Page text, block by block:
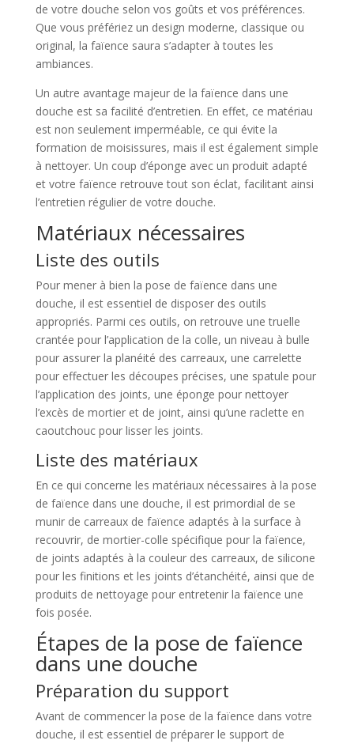
de votre douche selon vos goûts et vos préférences.
Que vous préfériez un design moderne, classique ou
original, la faïence saura s’adapter à toutes les
ambiances.
Un autre avantage majeur de la faïence dans une
douche est sa facilité d’entretien. En effet, ce matériau
est non seulement imperméable, ce qui évite la
formation de moisissures, mais il est également simple
à nettoyer. Un coup d’éponge avec un produit adapté
et votre faïence retrouve tout son éclat, facilitant ainsi
l’entretien régulier de votre douche.
Matériaux nécessaires
Liste des outils
Pour mener à bien la pose de faïence dans une
douche, il est essentiel de disposer des outils
appropriés. Parmi ces outils, on retrouve une truelle
crantée pour l’application de la colle, un niveau à bulle
pour assurer la planéité des carreaux, une carrelette
pour effectuer les découpes précises, une spatule pour
l’application des joints, une éponge pour nettoyer
l’excès de mortier et de joint, ainsi qu’une raclette en
caoutchouc pour lisser les joints.
Liste des matériaux
En ce qui concerne les matériaux nécessaires à la pose
de faïence dans une douche, il est primordial de se
munir de carreaux de faïence adaptés à la surface à
recouvrir, de mortier-colle spécifique pour la faïence,
de joints adaptés à la couleur des carreaux, de silicone
pour les finitions et les joints d’étanchéité, ainsi que de
produits de nettoyage pour entretenir la faïence une
fois posée.
Étapes de la pose de faïence
dans une douche
Préparation du support
Avant de commencer la pose de la faïence dans votre
douche, il est essentiel de préparer le support de